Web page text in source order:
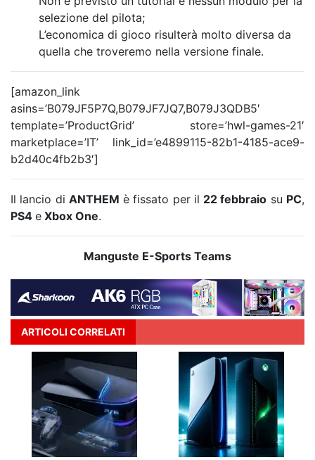
selezione del pilota;
L’economica di gioco risulterà molto diversa da
quella che troveremo nella versione finale.
[amazon_link
asins=’B079JF5P7Q,B079JF7JQ7,B079J3QDB5′
template=’ProductGrid’ store=’hwl-games-21′
marketplace=’IT’ link_id=’e4899115-82b1-4185-ace9-
b2d40c4fb2b3′]
Il lancio di ANTHEM è fissato per il 22 febbraio su PC,
PS4 e Xbox One.
Manguste E-Sports Teams
ARTICOLI CORRELATI